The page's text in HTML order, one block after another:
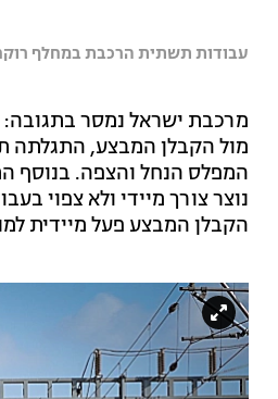
עבודות תשתית הרכבת במחלף
מרכבת ישראל נמסר בתגובה:
מול הקבלן המבצע, התגלתה
המפלס הנחל והצפה. בנוסף
נוצר צורך מיידי ולא צפוי
הקבלן המבצע פעל מיידית